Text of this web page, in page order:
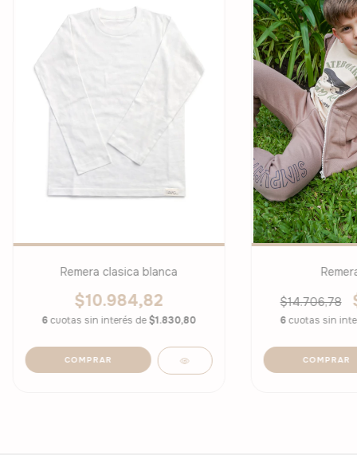
Remera clasica blanca
$10.984,82
6cuotas sin interés de$1.830,80
COMPRAR
$14.706,78
6 cuotas sin
COMPRAR